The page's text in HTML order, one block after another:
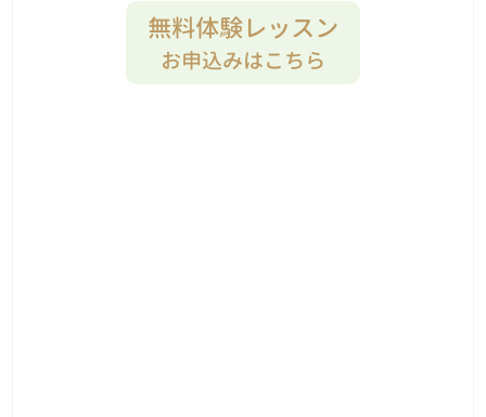
無料体験レッスン
お申込みはこちら